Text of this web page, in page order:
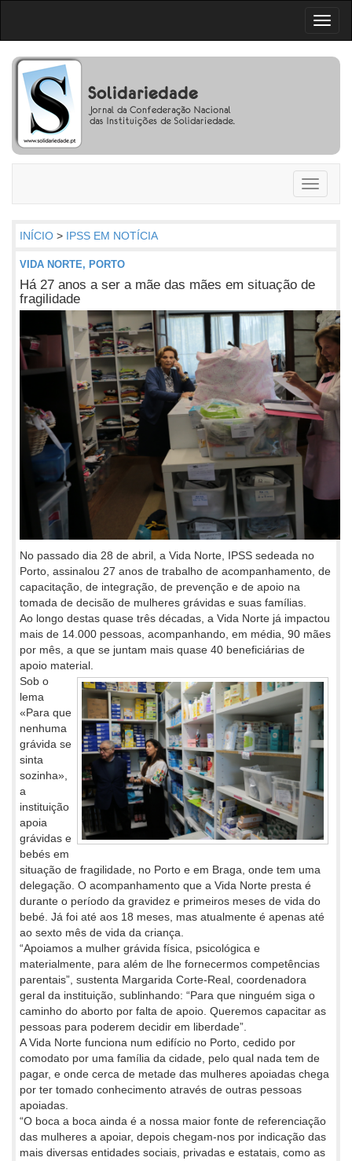
Toggle
INÍCIO > IPSS EM NOTÍCIA
VIDA NORTE, PORTO
Há 27 anos a ser a mãe das mães em situação de
fragilidade
No passado dia 28 de abril, a Vida Norte, IPSS sedeada no
Porto, assinalou 27 anos de trabalho de acompanhamento, de
capacitação, de integração, de prevenção e de apoio na
tomada de decisão de mulheres grávidas e suas famílias.
Ao longo destas quase três décadas, a Vida Norte já impactou
mais de 14.000 pessoas, acompanhando, em média, 90 mães
por mês, a que se juntam mais quase 40 beneficiárias de
apoio material.
Sob o
lema
«Para que
nenhuma
grávida se
sinta
sozinha»,
a
instituição
apoia
grávidas e
bebés em
situação de fragilidade, no Porto e em Braga, onde tem uma
delegação. O acompanhamento que a Vida Norte presta é
durante o período da gravidez e primeiros meses de vida do
bebé. Já foi até aos 18 meses, mas atualmente é apenas até
ao sexto mês de vida da criança.
“Apoiamos a mulher grávida física, psicológica e
materialmente, para além de lhe fornecermos competências
parentais”, sustenta Margarida Corte-Real, coordenadora
geral da instituição, sublinhando: “Para que ninguém siga o
caminho do aborto por falta de apoio. Queremos capacitar as
pessoas para poderem decidir em liberdade”.
A Vida Norte funciona num edifício no Porto, cedido por
comodato por uma família da cidade, pelo qual nada tem de
pagar, e onde cerca de metade das mulheres apoiadas chega
por ter tomado conhecimento através de outras pessoas
apoiadas.
“O boca a boca ainda é a nossa maior fonte de referenciação
das mulheres a apoiar, depois chegam-nos por indicação das
mais diversas entidades sociais, privadas e estatais, como as